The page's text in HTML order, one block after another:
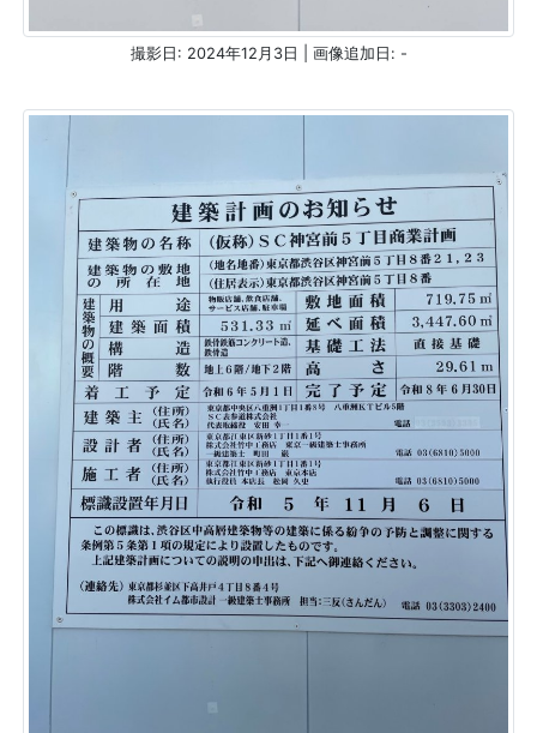
撮影日: 2024年12月3日 | 画像追加日: -